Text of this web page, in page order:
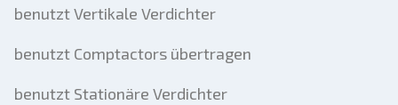
benutzt Vertikale Verdichter
benutzt Comptactors übertragen
benutzt Stationäre Verdichter